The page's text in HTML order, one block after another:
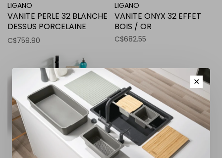
LIGANO
VANITE PERLE 32 BLANCHE
DESSUS PORCELAINE
BLANC MONO
C$759.90
LIGANO
VANITE ONYX 32 EFFET
BOIS / OR
C$682.55
✕